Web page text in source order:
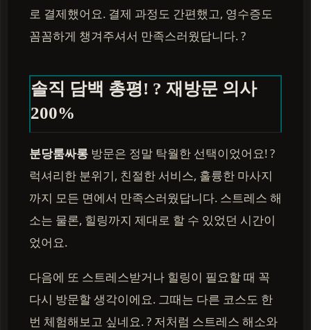
로 결제했어요. 결제 과정도 간편했고, 영수증도
꼼꼼하게 챙겨주셔서 만족스러웠답니다. ?
솔직 담백 총평! ? 재방문 의사
200%
분당룸싸롱 방문은 정말 탁월한 선택이었어요! ?
럭셔리한 분위기, 친절한 서비스, 훌륭한 마사지
까지 모든 면에서 만족스러웠답니다. 스트레스 해
소는 물론, 힐링까지 제대로 할 수 있었던 시간이
었어요.
다음에 또 스트레스받거나 힐링이 필요할 때 꼭
다시 방문할 생각이에요. 그때는 다른 코스도 한
번 체험해보고 싶네요. ? 저처럼 스트레스 해소와